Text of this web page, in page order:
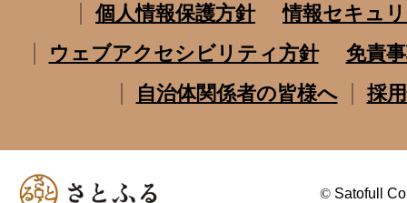
個人情報保護方針
情報セキュ
ウェブアクセシビリティ方針
免責
自治体関係者の皆様へ
採
© Satofull